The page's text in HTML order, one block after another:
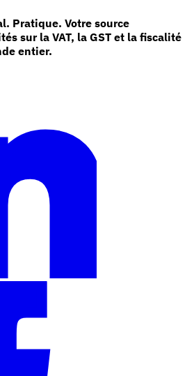
un cadre de contrôle de la
le carbone et prélèvements
Pratique. Votre source
sur la VAT, la GST et la fiscalité
entier.